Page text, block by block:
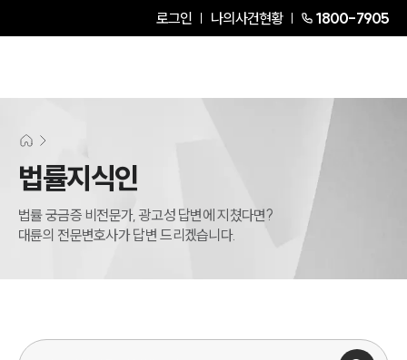
로그인 나의사건현황 1800-7905
법률지식인
법률 궁금증 비전문가, 광고성 답변에 지쳤다면?
대륜의 전문변호사가 답변 드리겠습니다.
법률지식인 검색창